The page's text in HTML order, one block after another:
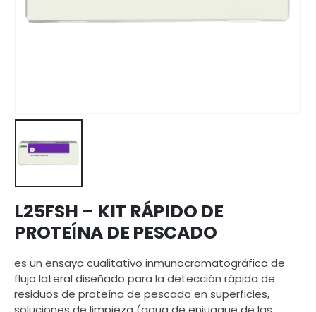
L25FSH – KIT RÁPIDO DE
PROTEÍNA DE PESCADO
es un ensayo cualitativo inmunocromatográfico de
flujo lateral diseñado para la detección rápida de
residuos de proteína de pescado en superficies,